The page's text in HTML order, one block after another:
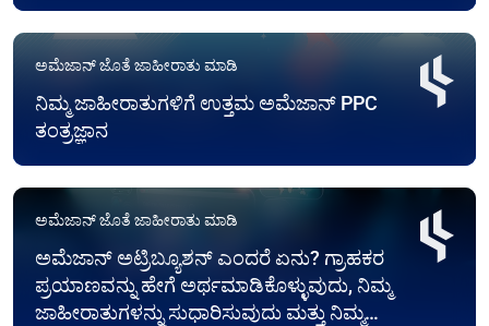
ಅಮೆಜಾನ್ ಜೊತೆ ಜಾಹೀರಾತು ಮಾಡಿ
ನಿಮ್ಮ ಜಾಹೀರಾತುಗಳಿಗೆ ಉತ್ತಮ ಅಮೆಜಾನ್ PPC
ತಂತ್ರಜ್ಞಾನ
ಅಮೆಜಾನ್ ಜೊತೆ ಜಾಹೀರಾತು ಮಾಡಿ
ಅಮೆಜಾನ್ ಅಟ್ರಿಬ್ಯೂಶನ್ ಎಂದರೆ ಏನು? ಗ್ರಾಹಕರ
ಪ್ರಯಾಣವನ್ನು ಹೇಗೆ ಅರ್ಥಮಾಡಿಕೊಳ್ಳುವುದು, ನಿಮ್ಮ
ಜಾಹೀರಾತುಗಳನ್ನು ಸುಧಾರಿಸುವುದು ಮತ್ತು ನಿಮ್ಮ